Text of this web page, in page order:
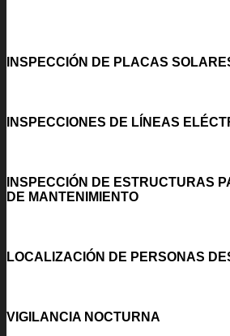
INSPECCIÓN DE PLACAS
INSPECCIONES DE LÍNEAS
INSPECCIÓN DE ESTRUCTURAS
DE MANTENIMIENTO
LOCALIZACIÓN DE PERSONAS
VIGILANCIA NOCTURNA